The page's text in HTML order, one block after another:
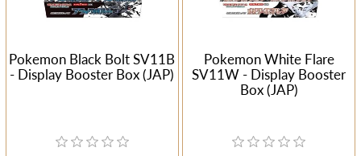
Pokemon Black Bolt SV11B
- Display Booster Box (JAP)
Pokemon White Flare
SV11W - Display Booster
Box (JAP)